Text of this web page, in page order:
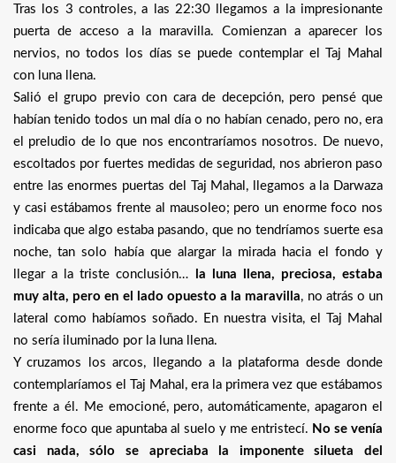
Tras los 3 controles, a las 22:30 llegamos a la impresionante
puerta de acceso a la maravilla. Comienzan a aparecer los
nervios, no todos los días se puede contemplar el Taj Mahal
con luna llena.
Salió el grupo previo con cara de decepción, pero pensé que
habíantenido todos un mal día o no habían cenado, pero no, era
el preludio de lo que nos encontraríamos nosotros. De nuevo,
escoltados por fuertes medidas de seguridad, nos abrieron paso
entre las enormes puertas del Taj Mahal, llegamos a la Darwaza
y casi estábamos frente al mausoleo; pero un enorme foco nos
indicaba que algo estaba pasando, que no tendríamos suerte esa
noche, tan solo había que alargar la mirada hacia el fondo y
llegar a la triste conclusión…
la luna llena, preciosa, estaba
muy alta, pero en el lado opuesto a la maravilla, no atrás o un
lateral como habíamos soñado. En nuestra visita, el Taj Mahal
no sería iluminado por la luna llena.
Y cruzamos los arcos, llegando a la plataforma desde donde
contemplaríamos el Taj Mahal, era la primera vez que estábamos
frente a él. Me emocioné, pero, automáticamente, apagaron el
enorme foco que apuntaba al suelo y me entristecí. No se venía
casi nada, sólo se apreciaba la imponente silueta del